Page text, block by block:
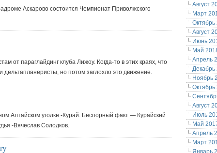
Аскарово состоится Чемпионат Приволжского
от параглайдинг клуба Лижоу. Когда-то в этих краях, что
но потом заглохло это движение.
Алтайском уголке -Курай. Беспорный факт — Курайский
-Вячеслав Солодков.
Август
Март
Октябрь
Август
Июнь
Май
Апрель
Декабрь
Ноябрь
Октябрь
Август
Июль
Май
Апрель
Март
Январь